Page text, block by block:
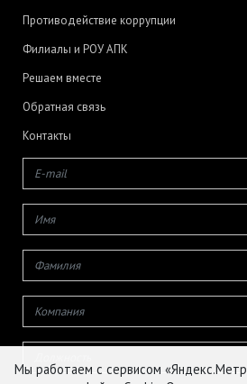
Противодействие коррупции
Филиалы и РОУ АПК
Решаем вместе
Обратная связь
Контакты
Мы работаем с сервисом